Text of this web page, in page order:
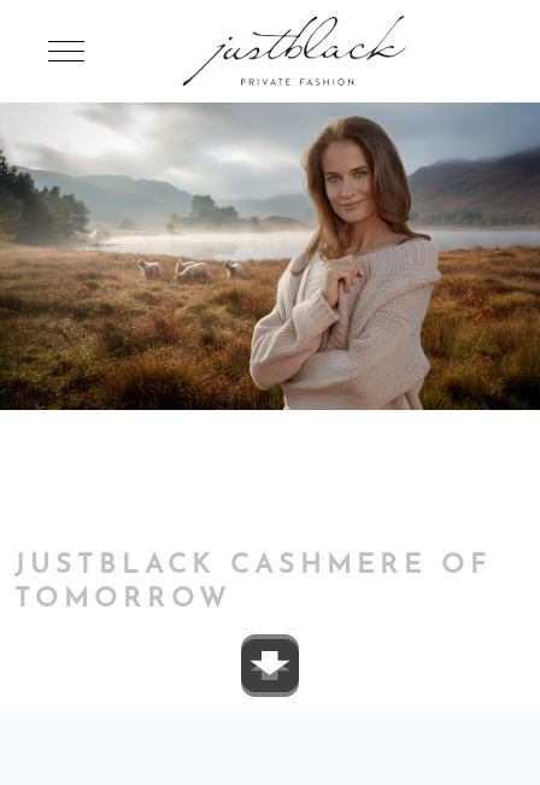
Mobile Menu Toggle
JUSTBLACK CASHMERE OF
TOMORROW